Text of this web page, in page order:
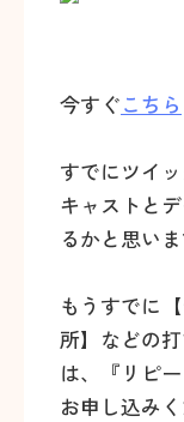
今すぐこちら
すでにツイ
キャストと
るかと思いま
もうすでに
所】などの
は、『リピ
お申し込みく